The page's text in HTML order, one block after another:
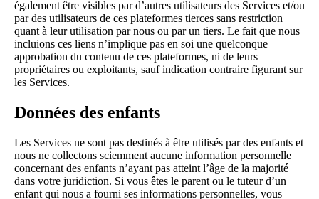
également être visibles par d’autres utilisateurs des Services et/ou
par des utilisateurs de ces plateformes tierces sans restriction
quant à leur utilisation par nous ou par un tiers. Le fait que nous
incluions ces liens n’implique pas en soi une quelconque
approbation du contenu de ces plateformes, ni de leurs
propriétaires ou exploitants, sauf indication contraire figurant sur
les Services.
Données des enfants
Les Services ne sont pas destinés à être utilisés par des enfants et
nous ne collectons sciemment aucune information personnelle
concernant des enfants n’ayant pas atteint l’âge de la majorité
dans votre juridiction. Si vous êtes le parent ou le tuteur d’un
enfant qui nous a fourni ses informations personnelles, vous